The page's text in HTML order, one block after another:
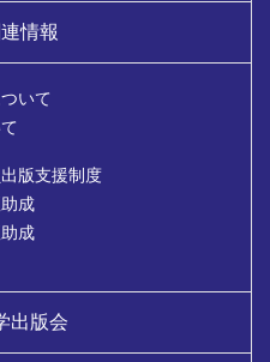
情報
いて
版支援制度
成
成
出版会